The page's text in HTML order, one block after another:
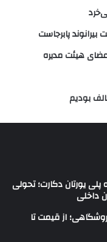
پابرجاست
هیئت‌ مدیره
بودیم
یورتان دکارت؛ تحولی
داخلی
از قیمت تا